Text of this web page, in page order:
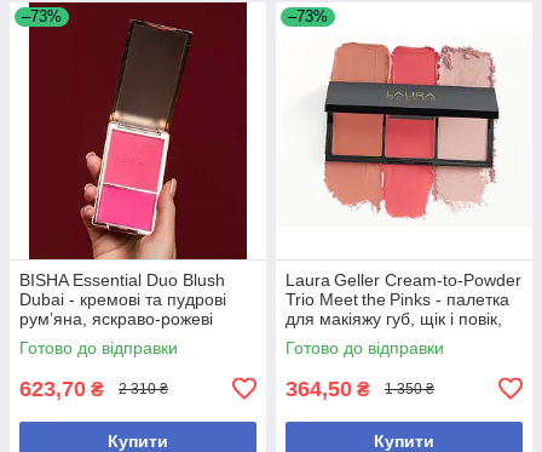
–73%
BISHA Essential Duo Blush
Dubai - кремові та пудрові
румʼяна, яскраво-рожеві
Готово до відправки
623,70 ₴ 2 310 ₴
Купити
–73%
Laura Geller Cream‑to‑Powder
Trio Meet the Pinks - палетка
для макіяжу губ, щік і повік,
6 г
Готово до відправки
364,50 ₴ 1 350 ₴
Купити